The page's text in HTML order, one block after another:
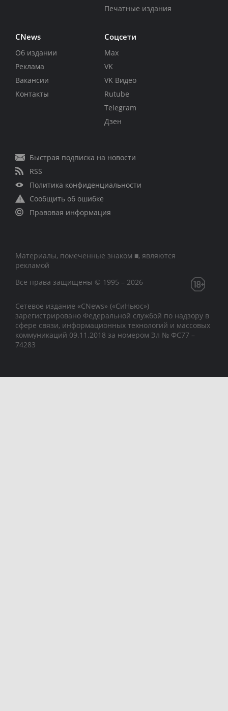
Печатные издания
CNews
Об издании
Реклама
Вакансии
Контакты
Соцсети
Max
VK
VK Видео
Rutube
Telegram
Дзен
Быстрая подписка на новости
RSS
Политика конфиденциальности
Сообщить об ошибке
Правовая информация
Материалы, помеченные знаком ■, являются
рекламой
Все права защищены © 1995 – 2026
Сетевое издание «CNews» («СиНьюс»)
зарегистрировано Федеральной службой по надзору в
сфере связи, информационных технологий и массовых
коммуникаций 09.11.2018 за номером Эл № ФС77 –
74283